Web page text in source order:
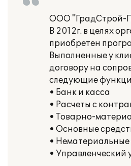
ООО "ГрадСтрой-
В 2012г. в целях
приобретен
Выполненные у
договору на
следующие
• Банк и касса
• Расчеты с
• Товарно-
• Основные
• Нематериальные
• Управленческий